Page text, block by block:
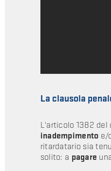
La clausola
L'articolo 1382
inadempimento e/
ritardatario sia
solito: a pagare